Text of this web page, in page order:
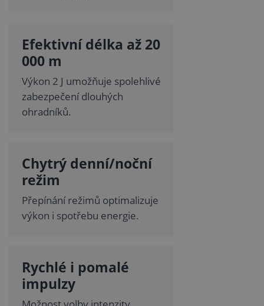
Efektivní délka až 20
000 m
Výkon 2 J umožňuje spolehlivé
zabezpečení dlouhých
ohradníků.
Chytrý denní/noční
režim
Přepínání režimů optimalizuje
výkon i spotřebu energie.
Rychlé i pomalé
impulzy